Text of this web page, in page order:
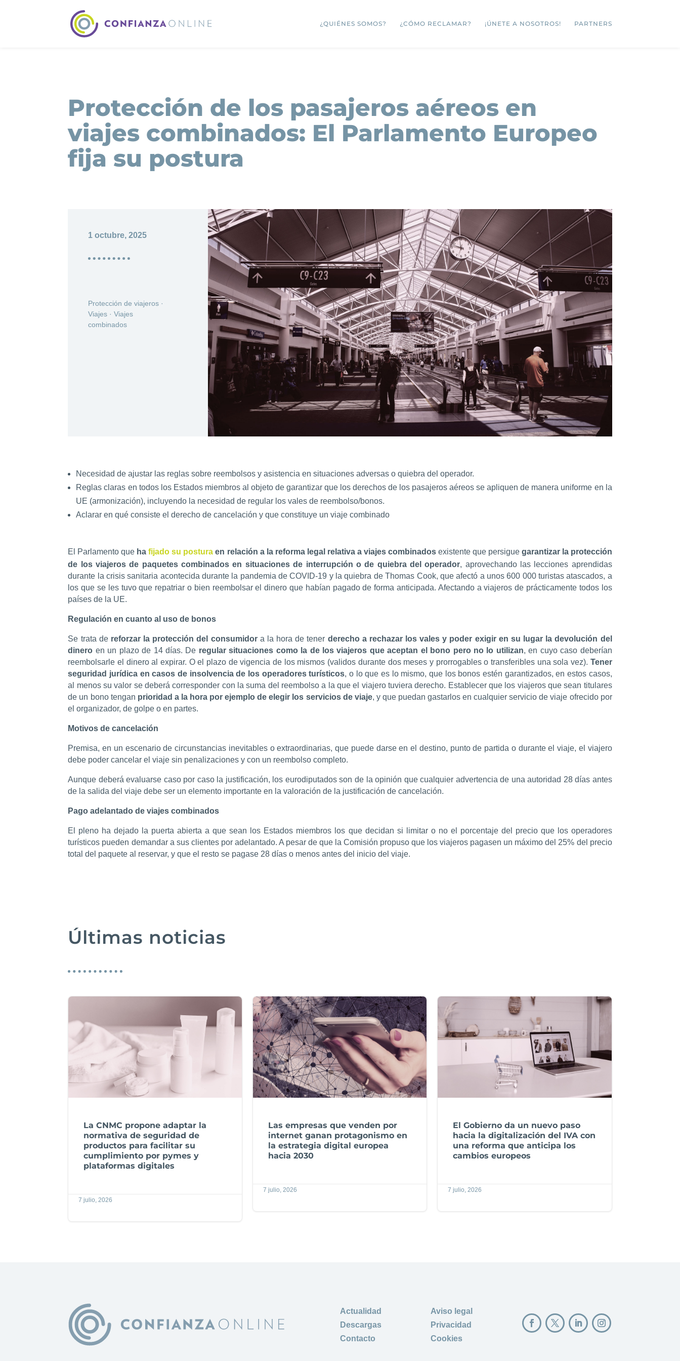
¿QUIÉNES SOMOS? ¿CÓMO RECLAMAR? ¡ÚNETE A NOSOTROS! PARTNERS
Protección de los pasajeros aéreos en
viajes combinados: El Parlamento Europeo
fija su postura
1 octubre, 2025
Protección de viajeros ·
Viajes ·Viajes
combinados
Necesidad de ajustar las reglas sobre reembolsos y asistencia en situaciones adversas o quiebra del operador.
Reglas claras en todos los Estados miembros al objeto de garantizar que los derechos de los pasajeros aéreos se apliquen de manera uniforme en la
UE (armonización), incluyendo la necesidad de regular los vales de reembolso/bonos.
Aclarar en qué consiste el derecho de cancelación y que constituye un viaje combinado
El Parlamento que hafijado su postura en relación a la reforma legal relativa a viajes combinadosexistente que persigue garantizar la protección
de los viajeros de paquetes combinados en situaciones de interrupción o de quiebra del operador, aprovechando las lecciones aprendidas
durante la crisis sanitaria acontecida durante la pandemia de COVID-19 y la quiebra de Thomas Cook, que afectó a unos 600 000 turistas atascados, a
los que se les tuvo que repatriar o bien reembolsar el dinero que habían pagado de forma anticipada. Afectando a viajeros de prácticamente todos los
países de la UE.
Regulación en cuanto al uso de bonos
Se trata dereforzar la protección del consumidora la hora de tener derecho a rechazar los vales y poder exigir en su lugar la devolución del
dinero en un plazo de 14 días. De regular situaciones como la de los viajeros que aceptan el bono pero no lo utilizan, en cuyo caso deberían
reembolsarle el dinero al expirar. O el plazo de vigencia de los mismos (validos durante dos meses y prorrogables o transferibles una sola vez). Tener
seguridad jurídica en casos de insolvencia de los operadores turísticos, o lo que es lo mismo, que los bonos estén garantizados, en estos casos,
al menos su valor se deberá corresponder con la suma del reembolso a la que el viajero tuviera derecho. Establecer que los viajeros que sean titulares
de un bono tengan prioridad a la hora por ejemplo de elegir los servicios de viaje, y que puedan gastarlos en cualquier servicio de viaje ofrecido por
el organizador, de golpe o en partes.
Motivos de cancelación
Premisa, en un escenario de circunstancias inevitables o extraordinarias, que puede darse en el destino, punto de partida o durante el viaje, el viajero
debe poder cancelar el viaje sin penalizaciones y con un reembolso completo.
Aunque deberá evaluarse caso por caso la justificación, los eurodiputados son de la opinión que cualquier advertencia de una autoridad 28 días antes
de la salida del viaje debe ser un elemento importante en la valoración de la justificación de cancelación.
Pago adelantado de viajes combinados
El pleno ha dejado la puerta abierta a que sean los Estados miembros los que decidan si limitar o no el porcentaje del precio que los operadores
turísticos pueden demandar a sus clientes por adelantado. A pesar de que la Comisión propuso que los viajeros pagasen un máximo del 25% del precio
total del paquete al reservar, y que el resto se pagase 28 días o menos antes del inicio del viaje.
Últimas noticias
La CNMC propone adaptar la
normativa de seguridad de
productos para facilitar su
cumplimiento por pymes y
plataformas digitales
7 julio, 2026
Las empresas que venden por
internet ganan protagonismo en
la estrategia digital europea
hacia 2030
7 julio, 2026
El Gobierno da un nuevo paso
hacia la digitalización del IVA con
una reforma que anticipa los
cambios europeos
7 julio, 2026
Actualidad
Descargas
Contacto
Aviso legal
Privacidad
Cookies